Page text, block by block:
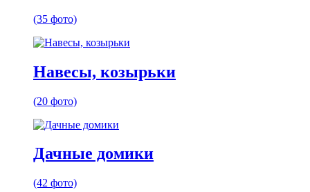
(35 фото)
Навесы, козырьки
(20 фото)
Дачные домики
(42 фото)